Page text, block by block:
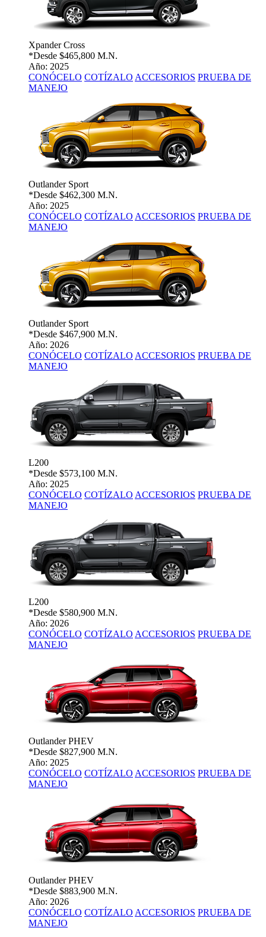
Xpander Cross
*Desde $465,800 M.N.
Año: 2025
CONÓCELO COTÍZALO ACCESORIOS PRUEBA DE
MANEJO
Outlander Sport
*Desde $462,300 M.N.
Año: 2025
CONÓCELO COTÍZALO ACCESORIOS PRUEBA DE
MANEJO
Outlander Sport
*Desde $467,900 M.N.
Año: 2026
CONÓCELO COTÍZALO ACCESORIOS PRUEBA DE
MANEJO
L200
*Desde $573,100 M.N.
Año: 2025
CONÓCELO COTÍZALO ACCESORIOS PRUEBA DE
MANEJO
L200
*Desde $580,900 M.N.
Año: 2026
CONÓCELO COTÍZALO ACCESORIOS PRUEBA DE
MANEJO
Outlander PHEV
*Desde $827,900 M.N.
Año: 2025
CONÓCELO COTÍZALO ACCESORIOS PRUEBA DE
MANEJO
Outlander PHEV
*Desde $883,900 M.N.
Año: 2026
CONÓCELO COTÍZALO ACCESORIOS PRUEBA DE
MANEJO